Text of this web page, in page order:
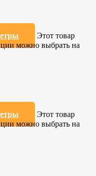
Этот товар
можно выбрать на
Этот товар
можно выбрать на